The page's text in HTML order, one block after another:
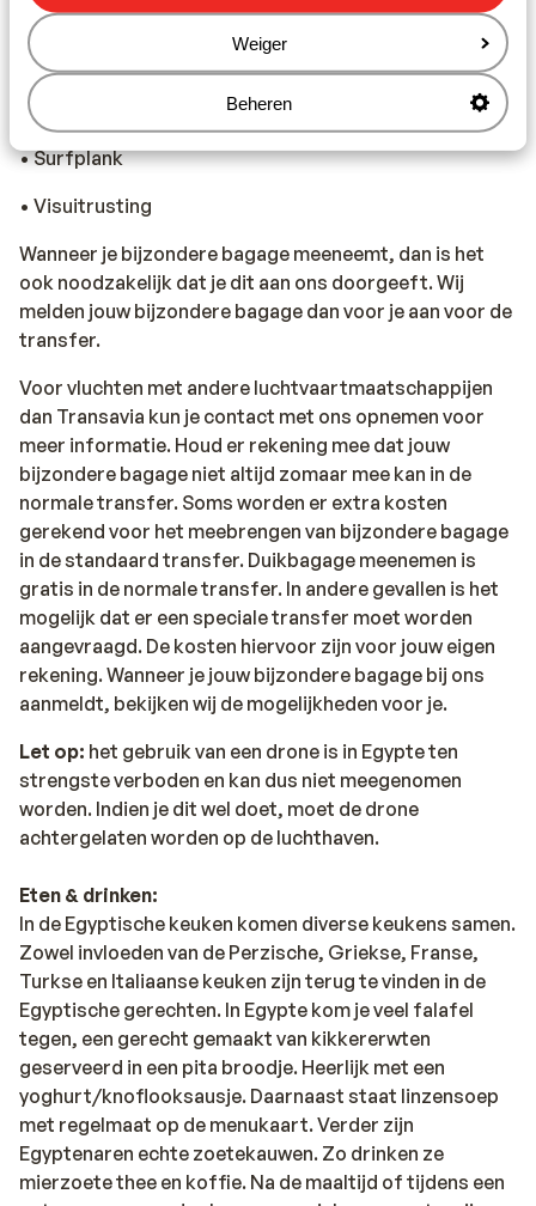
Weiger
Beheren
• Golfuitrusting
• Kite, waveboard of wakeboard
• Muziekinstrumenten
• Surfplank
• Visuitrusting
Wanneer je bijzondere bagage meeneemt, dan is het
ook noodzakelijk dat je dit aan ons doorgeeft. Wij
melden jouw bijzondere bagage dan voor je aan voor de
transfer.
Voor vluchten met andere luchtvaartmaatschappijen
dan Transavia kun je contact met ons opnemen voor
meer informatie. Houd er rekening mee dat jouw
bijzondere bagage niet altijd zomaar mee kan in de
normale transfer. Soms worden er extra kosten
gerekend voor het meebrengen van bijzondere bagage
in de standaard transfer. Duikbagage meenemen is
gratis in de normale transfer. In andere gevallen is het
mogelijk dat er een speciale transfer moet worden
aangevraagd. De kosten hiervoor zijn voor jouw eigen
rekening. Wanneer je jouw bijzondere bagage bij ons
aanmeldt, bekijken wij de mogelijkheden voor je.
Let op: het gebruik van een drone is in Egypte ten
strengste verboden en kan dus niet meegenomen
worden. Indien je dit wel doet, moet de drone
achtergelaten worden op de luchthaven.
Eten & drinken:
In de Egyptische keuken komen diverse keukens samen.
Zowel invloeden van de Perzische, Griekse, Franse,
Turkse en Italiaanse keuken zijn terug te vinden in de
Egyptische gerechten. In Egypte kom je veel falafel
tegen, een gerecht gemaakt van kikkererwten
geserveerd in een pita broodje. Heerlijk met een
yoghurt/knoflooksausje. Daarnaast staat linzensoep
met regelmaat op de menukaart. Verder zijn
Egyptenaren echte zoetekauwen. Zo drinken ze
mierzoete thee en koffie. Na de maaltijd of tijdens een